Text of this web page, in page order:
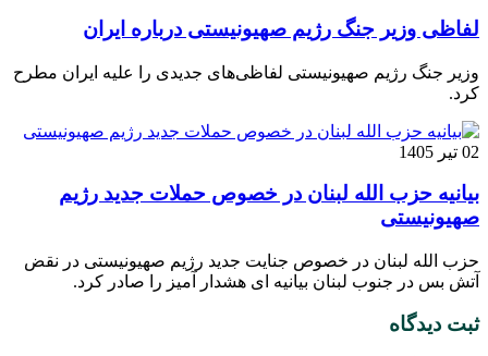
لفاظی وزیر جنگ رژیم صهیونیستی درباره ایران
وزیر جنگ رژیم صهیونیستی لفاظی‌های جدیدی را علیه ایران مطرح
کرد.
02 تیر 1405
بیانیه حزب الله لبنان در خصوص حملات جدید رژیم
صهیونیستی
حزب الله لبنان در خصوص جنایت جدید رژیم صهیونیستی در نقض
آتش بس در جنوب لبنان بیانیه ای هشدار آمیز را صادر کرد.
ثبت دیدگاه